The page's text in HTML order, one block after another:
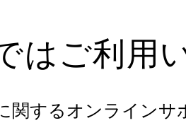
はご利用
するオンラインサ